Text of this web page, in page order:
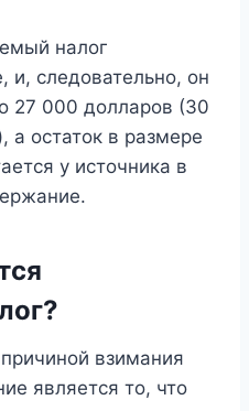
налог
и, следовательно, он
27 000 долларов (30
а остаток в размере
у источника в
взимания
является то, что